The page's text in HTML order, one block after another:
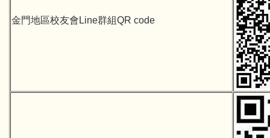
金門地區校友會Line群組QR code